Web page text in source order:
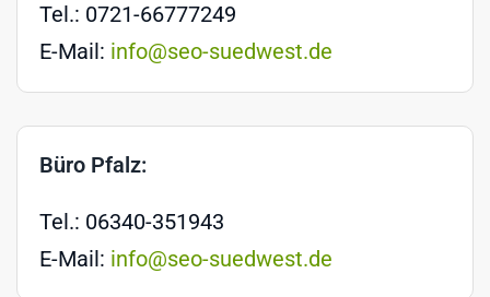
Tel.: 0721-66777249
E-Mail: info@seo-suedwest.de
Büro Pfalz:
Tel.: 06340-351943
E-Mail: info@seo-suedwest.de